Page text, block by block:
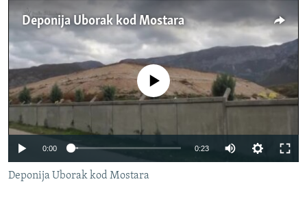
INFOGRAFIKE
KINA NA BALKANU
RSE PRIČE IZ SVIJETA
ISPRIČAJ MI
DNEVNO@RSE
SPECIJALI RSE
VIŠE OD NASLOVA
GENOCID U SREBRENICI
POPLAVE I KLIZIŠTA U BIH 2024.
PRATITE NAS
Deponija Uborak kod Mostara
No media source currently available
0:00 0:23
Deponija Uborak kod Mostara